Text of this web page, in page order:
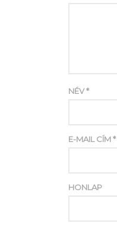
NÉV*
E-MAIL CÍM*
HONLAP